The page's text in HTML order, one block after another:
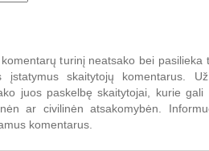
komentarų turinį neatsako bei pasilieka
įstatymus skaitytojų komentarus.
juos paskelbę skaitytojai, kurie gali
ar civilinėn atsakomybėn.
komentarus.